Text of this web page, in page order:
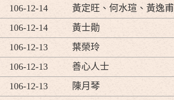
106-12-14 黃定旺、何水瑄、黃逸甫
106-12-14 黃士勛
106-12-13 葉榮玲
106-12-13 善心人士
106-12-13 陳月琴